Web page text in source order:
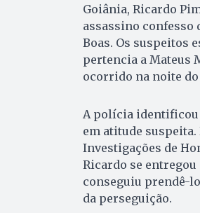
Goiânia, Ricardo
assassino confesso
Boas. Os suspeitos
pertencia a Mateus
ocorrido na noite
A polícia identificou
em atitude
Investigações de
Ricardo se
conseguiu prendê-
da perseguição.